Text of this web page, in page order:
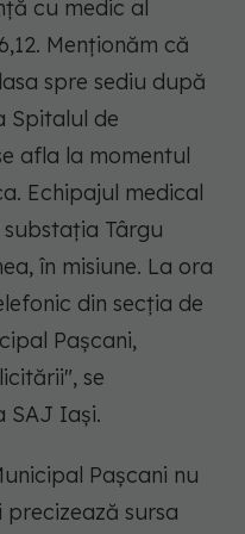
cu medic al
Menționăm că
spre sediu după
Spitalul de
afla la momentul
Echipajul medical
Târgu
în misiune. La ora
din secția de
Pașcani,
se
SAJ Iași.
Pașcani nu
sursa